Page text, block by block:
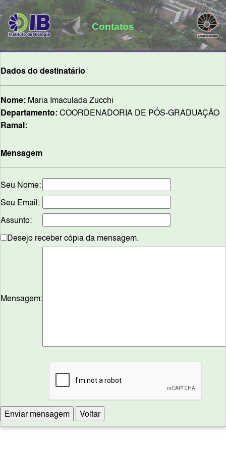
Contatos
Dados do destinatário
Nome: Maria Imaculada Zucchi
Departamento:COORDENADORIA DE PÓS-GRADUAÇÃO
Ramal:
Mensagem
Seu Nome:
Seu Email:
Assunto:
Desejo receber cópia da mensagem.
Mensagem: